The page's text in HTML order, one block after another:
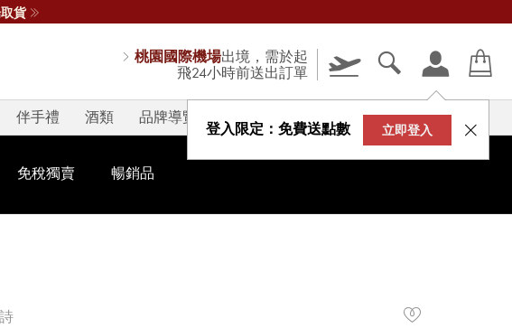
貨
桃園國際機場出境，需於起
飛24小時前送出訂單
登入限定：免費送點數 立即登入
伴手禮 酒類 品牌導覽 V-STORY
免稅獨賣 暢銷品